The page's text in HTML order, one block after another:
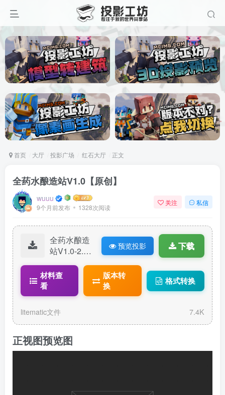
首页 大厅 投影广场 红石大厅 正文
全药水酿造站V1.0【原创】
wuuu
9个月前发布 1328次阅读
关注 私信
全药水酿造
站V1.0-2.lit
预览投影 下载
材料查
看
版本转
换
格式转换
litematic文件 7.4K
正视图预览图